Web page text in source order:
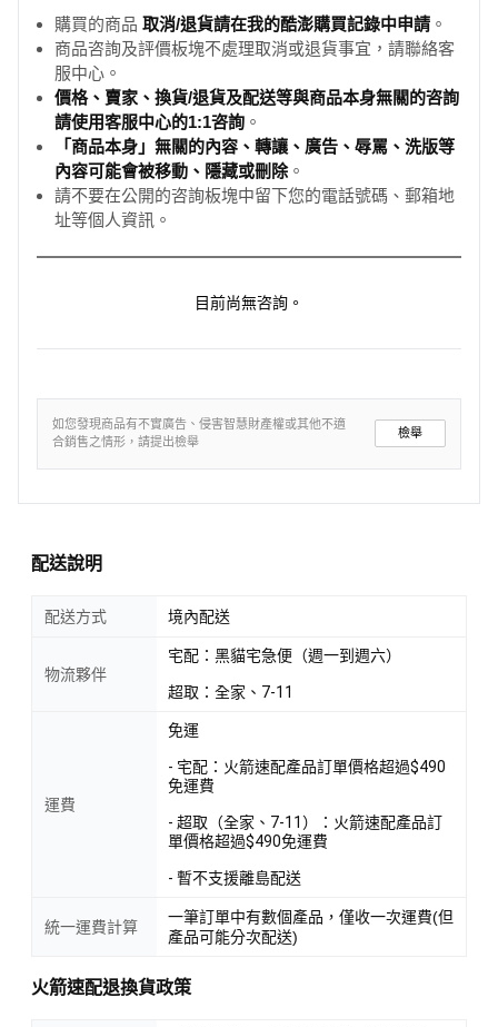
購買的商品 取消/退貨請在我的酷澎購買記錄中申請 。
商品咨詢及評價板塊不處理取消或退貨事宜，請聯絡客
服中心。
價格、賣家、換貨/退貨及配送等與商品本身無關的咨詢
請使用客服中心的1:1咨詢 。
「商品本身」無關的內容、轉讓、廣告、辱罵、洗版等
內容可能會被移動、隱藏或刪除。
請不要在公開的咨詢板塊中留下您的電話號碼、郵箱地
址等個人資訊。
目前尚無咨詢。
如您發現商品有不實廣告、侵害智慧財產權或其他不適
合銷售之情形，請提出檢舉
檢舉
配送說明
配送方式 境內配送
物流夥伴
宅配：黑貓宅急便（週一到週六）
超取：全家、7-11
運費
免運
- 宅配：火箭速配產品訂單價格超過$490
免運費
- 超取（全家、7-11）：火箭速配產品訂
單價格超過$490免運費
- 暫不支援離島配送
統一運費計算
一筆訂單中有數個產品，僅收一次運費(但
產品可能分次配送)
火箭速配退換貨政策